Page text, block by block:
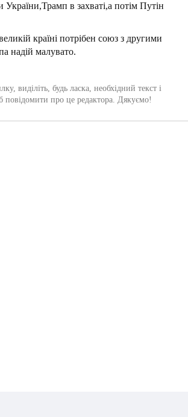
України,Трамп в захваті,а потім Путін
країні потрібен союз з другими
надій малувато.
виділіть, будь ласка, необхідний текст і
повідомити про це редактора. Дякуємо!